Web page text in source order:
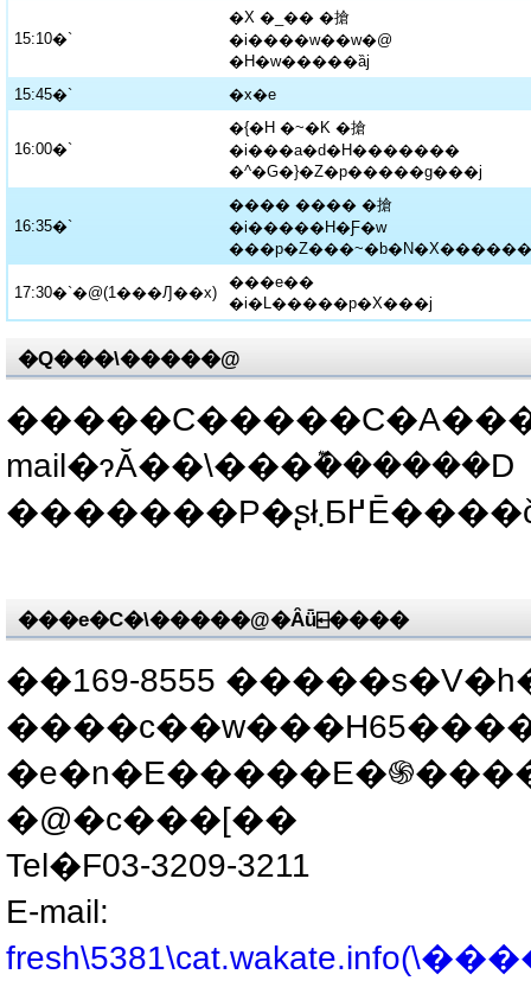
15:10�`
�X �_�� �搶
�i����w��w�@
�H�w�����ȁj
15:45�`
�x�e
16:00�`
�{�H �~�K �搶
�i���a�d�H�������
�^�G�}�Z�p�����g���j
16:35�`
���� ���� �搶
�i�����H�Ƒ�w
17:30�`�@(1���Ԓ��x)
���e��
�i�L�����p�X���j
�Q���\�����@
mail�ɂĂ��\���݉������D
���e�C�\�����@�Ȃǖ⍇����
��169-8555
�@�c���[��
Tel�F03-3209-3211
E-mail: